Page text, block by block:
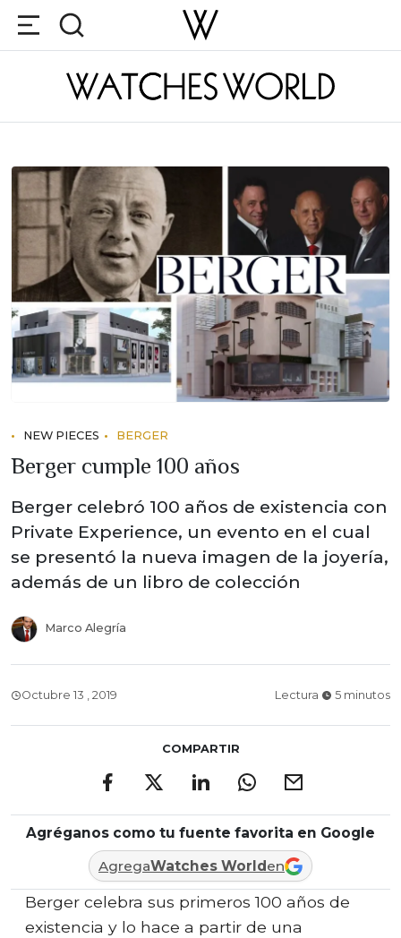
NEW PIECES BERGER
Berger cumple 100 años
Berger celebró 100 años de existencia con
Private Experience, un evento en el cual
se presentó la nueva imagen de la joyería,
además de un libro de colección
Marco Alegría
Octubre 13 , 2019 Lectura 5 minutos
COMPARTIR
Agréganos como tu fuente favorita en Google
AgregaWatches World en
Berger celebra sus primeros 100 años de
existencia y lo hace a partir de una